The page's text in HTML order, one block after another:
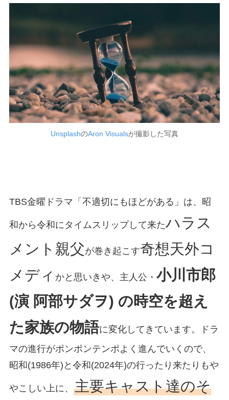
UnsplashのAron Visualsが撮影した写真
TBS金曜ドラマ「不適切にもほどがある」は、昭
和から令和にタイムスリップして来たハラス
メント親父が巻き起こす奇想天外コ
メディ かと思いきや、主人公・ 小川市郎
(演 阿部サダヲ) の時空を超え
た家族の物語に変化してきています。ドラ
マの進行がポンポンテンポよく進んでいくので、
昭和(1986年)と令和(2024年)の行ったり来たりもや
やこしい上に、 主要キャスト達のそ